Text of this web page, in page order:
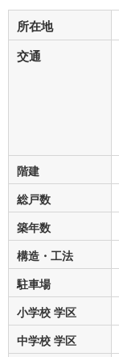
所在地
交通
階建
総戸数
築年数
構造・工法
駐車場
小学校 学区
中学校 学区